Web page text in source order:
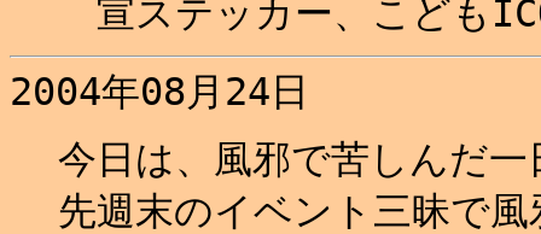
宣ステッカー、こども
2004年08月24日
今日は、風邪で苦しんだ
先週末のイベント三昧で